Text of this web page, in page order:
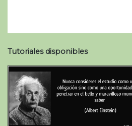
Tutoriales disponibles